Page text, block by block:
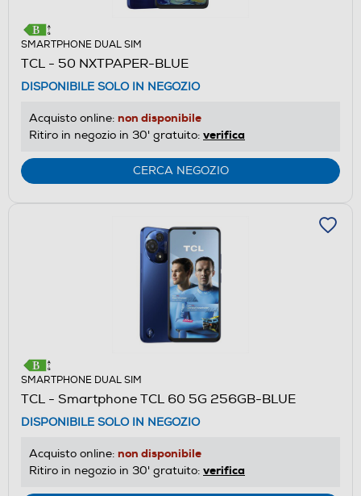
SMARTPHONE DUAL SIM
TCL - 50 NXTPAPER-BLUE
DISPONIBILE SOLO IN NEGOZIO
Acquisto online: non disponibile
Ritiro in negozio in 30' gratuito: verifica
CERCA NEGOZIO
SMARTPHONE DUAL SIM
TCL - Smartphone TCL 60 5G 256GB-BLUE
DISPONIBILE SOLO IN NEGOZIO
Acquisto online: non disponibile
Ritiro in negozio in 30' gratuito: verifica